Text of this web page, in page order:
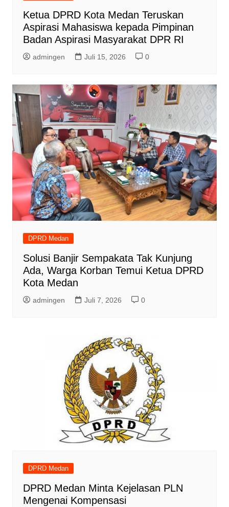
Ketua DPRD Kota Medan Teruskan
Aspirasi Mahasiswa kepada Pimpinan
Badan Aspirasi Masyarakat DPR RI
admingen Juli 15, 2026 0
DPRD Medan
Solusi Banjir Sempakata Tak Kunjung
Ada, Warga Korban Temui Ketua DPRD
Kota Medan
admingen Juli 7, 2026 0
DPRD Medan
DPRD Medan Minta Kejelasan PLN
Mengenai Kompensasi